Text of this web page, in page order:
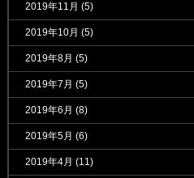
2019年11月 (5)
2019年10月 (5)
2019年8月 (5)
2019年7月 (5)
2019年6月 (8)
2019年5月 (6)
2019年4月 (11)